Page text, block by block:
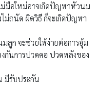
มือใหม่อาจเกิดปัญหาหัวนม
ไม่ถนัด ผิดวิธี ก็จะเกิดปัญหา
ลูก จะช่วยให้ง่ายต่อการอุ้ม
กันการปวดคอ ปวดหลังของ
มีรับประกัน